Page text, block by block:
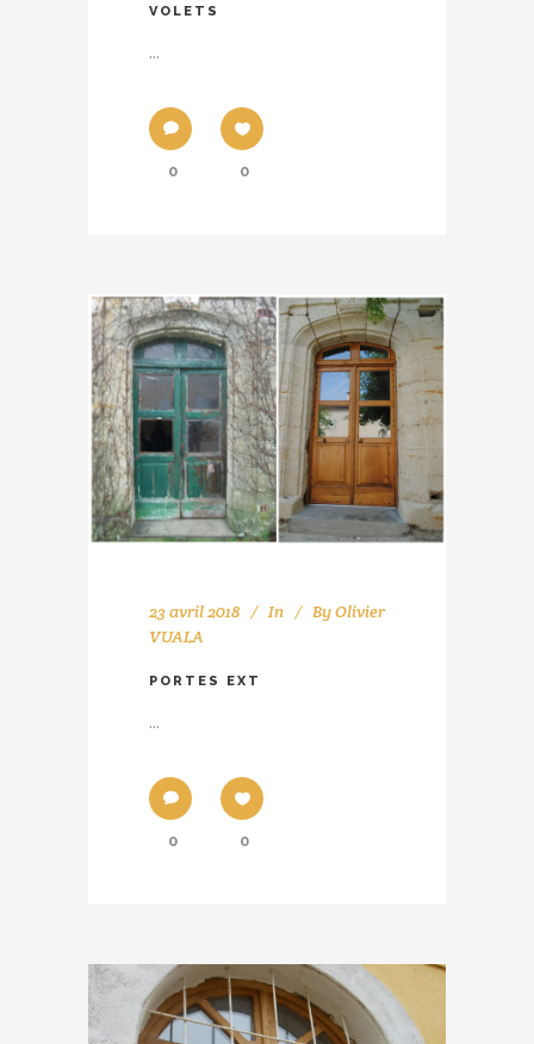
VOLETS
...
0 0
23 avril 2018 In ByOlivier
VUALA
PORTES EXT
...
0 0